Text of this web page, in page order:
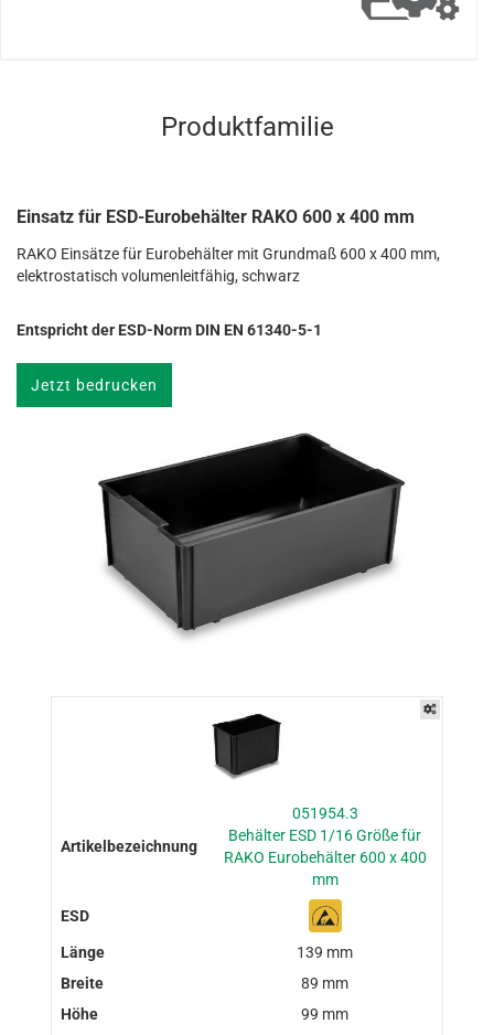
Produktfamilie
Einsatz für ESD-Eurobehälter RAKO 600 x 400 mm
RAKO Einsätze für Eurobehälter mit Grundmaß 600 x 400 mm,
elektrostatisch volumenleitfähig, schwarz
Entspricht der ESD-Norm DIN EN 61340-5-1
Jetzt bedrucken
051954.3
Behälter ESD 1/16 Größe für
RAKO Eurobehälter 600 x 400
mm
139 mm
89 mm
99 mm